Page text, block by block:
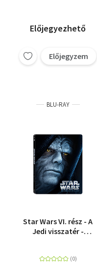
Előjegyezhető
Előjegyzem
BLU-RAY
Star Wars VI. rész - A
Jedi visszatér -